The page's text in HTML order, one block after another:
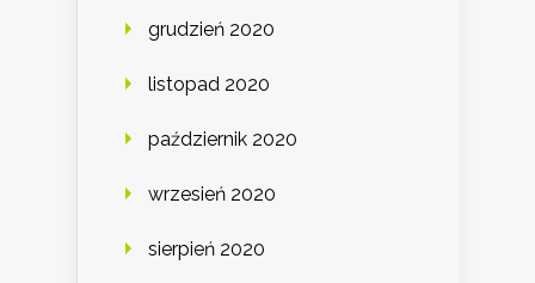
grudzień 2020
listopad 2020
październik 2020
wrzesień 2020
sierpień 2020